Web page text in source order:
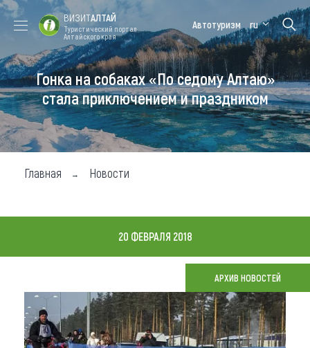
Форум VISIT
ALTAI
Цветение
маральника
Медицинский
форум
Алтайская
зимовка
Туры
Где побывать
Чем заняться
Где остановиться
Новости
Что привезти (сувениры)
ВИЗИТАЛТАЙ
Туристический портал
Алтайского края
Автотуризм ru
Гонка на собаках «По седому Алтаю»
стала приключением и праздником
Главная Новости
20 ФЕВРАЛЯ 2018
АРХИВ НОВОСТЕЙ